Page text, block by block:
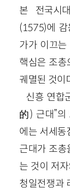
본 전국시
(1575)에
가가 이끄
핵심은 조총
궤멸된 것이
신흥 연합
的) 근대”의
에는 서세동
근대가 조총
는 것이 저
청일전쟁과